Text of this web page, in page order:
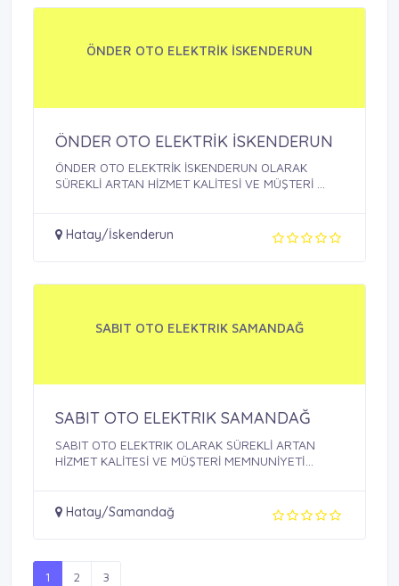
ÖNDER OTO ELEKTRİK İSKENDERUN
ÖNDER OTO ELEKTRİK İSKENDERUN
ÖNDER OTO ELEKTRİK İSKENDERUN OLARAK
SÜREKLİ ARTAN HİZMET KALİTESİ VE MÜŞTERİ ...
Hatay/İskenderun
SABIT OTO ELEKTRIK SAMANDAĞ
SABIT OTO ELEKTRIK SAMANDAĞ
SABIT OTO ELEKTRIK OLARAK SÜREKLİ ARTAN
HİZMET KALİTESİ VE MÜŞTERİ MEMNUNİYETİ
Hatay/Samandağ
1 2 3